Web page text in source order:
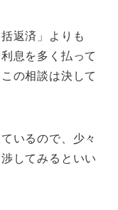
返済」よりも
息を多く払って
の相談は決して
いるので、少々
してみるといい